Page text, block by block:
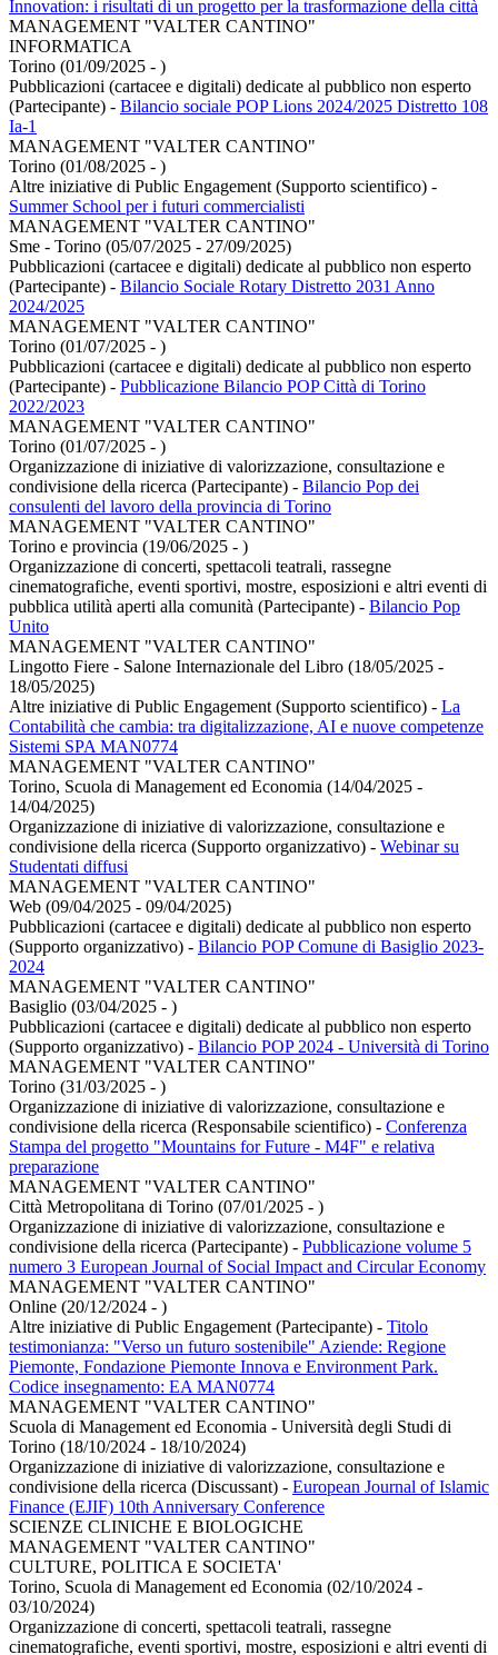
Innovation: i risultati di un progetto per la trasformazione della città
MANAGEMENT "VALTER CANTINO"
INFORMATICA
Torino (01/09/2025 - )
Pubblicazioni (cartacee e digitali) dedicate al pubblico non esperto
(Partecipante) - Bilancio sociale POP Lions 2024/2025 Distretto 108
Ia-1
MANAGEMENT "VALTER CANTINO"
Torino (01/08/2025 - )
Altre iniziative di Public Engagement (Supporto scientifico) -
Summer School per i futuri commercialisti
MANAGEMENT "VALTER CANTINO"
Sme - Torino (05/07/2025 - 27/09/2025)
Pubblicazioni (cartacee e digitali) dedicate al pubblico non esperto
(Partecipante) - Bilancio Sociale Rotary Distretto 2031 Anno
2024/2025
MANAGEMENT "VALTER CANTINO"
Torino (01/07/2025 - )
Pubblicazioni (cartacee e digitali) dedicate al pubblico non esperto
(Partecipante) - Pubblicazione Bilancio POP Città di Torino
2022/2023
MANAGEMENT "VALTER CANTINO"
Torino (01/07/2025 - )
Organizzazione di iniziative di valorizzazione, consultazione e
condivisione della ricerca (Partecipante) - Bilancio Pop dei
consulenti del lavoro della provincia di Torino
MANAGEMENT "VALTER CANTINO"
Torino e provincia (19/06/2025 - )
Organizzazione di concerti, spettacoli teatrali, rassegne
cinematografiche, eventi sportivi, mostre, esposizioni e altri eventi di
pubblica utilità aperti alla comunità (Partecipante) - Bilancio Pop
Unito
MANAGEMENT "VALTER CANTINO"
Lingotto Fiere - Salone Internazionale del Libro (18/05/2025 -
18/05/2025)
Altre iniziative di Public Engagement (Supporto scientifico) - La
Contabilità che cambia: tra digitalizzazione, AI e nuove competenze
Sistemi SPA MAN0774
MANAGEMENT "VALTER CANTINO"
Torino, Scuola di Management ed Economia (14/04/2025 -
14/04/2025)
Organizzazione di iniziative di valorizzazione, consultazione e
condivisione della ricerca (Supporto organizzativo) - Webinar su
Studentati diffusi
MANAGEMENT "VALTER CANTINO"
Web (09/04/2025 - 09/04/2025)
Pubblicazioni (cartacee e digitali) dedicate al pubblico non esperto
(Supporto organizzativo) - Bilancio POP Comune di Basiglio 2023-
2024
MANAGEMENT "VALTER CANTINO"
Basiglio (03/04/2025 - )
Pubblicazioni (cartacee e digitali) dedicate al pubblico non esperto
(Supporto organizzativo) - Bilancio POP 2024 - Università di Torino
MANAGEMENT "VALTER CANTINO"
Torino (31/03/2025 - )
Organizzazione di iniziative di valorizzazione, consultazione e
condivisione della ricerca (Responsabile scientifico) - Conferenza
Stampa del progetto "Mountains for Future - M4F" e relativa
preparazione
MANAGEMENT "VALTER CANTINO"
Città Metropolitana di Torino (07/01/2025 - )
Organizzazione di iniziative di valorizzazione, consultazione e
condivisione della ricerca (Partecipante) - Pubblicazione volume 5
numero 3 European Journal of Social Impact and Circular Economy
MANAGEMENT "VALTER CANTINO"
Online (20/12/2024 - )
Altre iniziative di Public Engagement (Partecipante) - Titolo
testimonianza: "Verso un futuro sostenibile" Aziende: Regione
Piemonte, Fondazione Piemonte Innova e Environment Park.
Codice insegnamento: EA MAN0774
MANAGEMENT "VALTER CANTINO"
Scuola di Management ed Economia - Università degli Studi di
Torino (18/10/2024 - 18/10/2024)
Organizzazione di iniziative di valorizzazione, consultazione e
condivisione della ricerca (Discussant) - European Journal of Islamic
Finance (EJIF) 10th Anniversary Conference
SCIENZE CLINICHE E BIOLOGICHE
MANAGEMENT "VALTER CANTINO"
CULTURE, POLITICA E SOCIETA'
Torino, Scuola di Management ed Economia (02/10/2024 -
03/10/2024)
Organizzazione di concerti, spettacoli teatrali, rassegne
cinematografiche, eventi sportivi, mostre, esposizioni e altri eventi di